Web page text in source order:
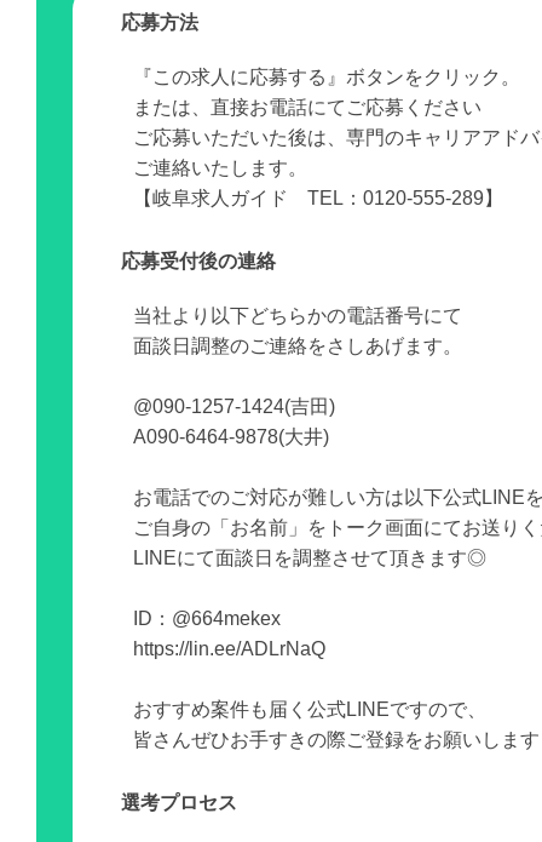
応募方法
『この求人に応募する』ボタンをクリック。
または、直接お電話にてご応募ください
ご応募いただいた後は、専門のキャリアアド
ご連絡いたします。
【岐阜求人ガイド TEL：0120-555-289】
応募受付後の連絡
当社より以下どちらかの電話番号にて
面談日調整のご連絡をさしあげます。
@090-1257-1424(吉田)
A090-6464-9878(大井)
お電話でのご対応が難しい方は以下公式LINE
ご自身の「お名前」をトーク画面にてお送り
LINEにて面談日を調整させて頂きます◎
ID：@664mekex
https://lin.ee/ADLrNaQ
おすすめ案件も届く公式LINEですので、
皆さんぜひお手すきの際ご登録をお願いしま
選考プロセス